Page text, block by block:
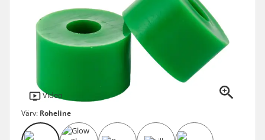
Video
Värv: Roheline